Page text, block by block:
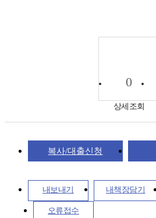
0
상세조회
복사/대출신청
내보내기 내책장담기
오류접수